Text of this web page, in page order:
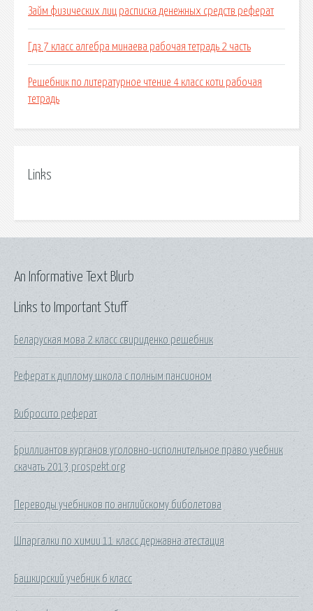
Займ физических лиц расписка денежных средств реферат
Гдз 7 класс алгебра минаева рабочая тетрадь 2 часть
Решебник по литературное чтение 4 класс коти рабочая
тетрадь
Links
Links to Important Stuff
Беларуская мова 2 класс свириденко решебник
Реферат к диплому школа с полным пансионом
Вибросито реферат
Бриллиантов курганов уголовно-исполнительное право учебник
скачать 2013 prospekt.org
Переводы учебников по английскому биболетова
Шпаргалки по химии 11 класс державна атестация
Башкирский учебник 6 класс
An Informative Text Blurb